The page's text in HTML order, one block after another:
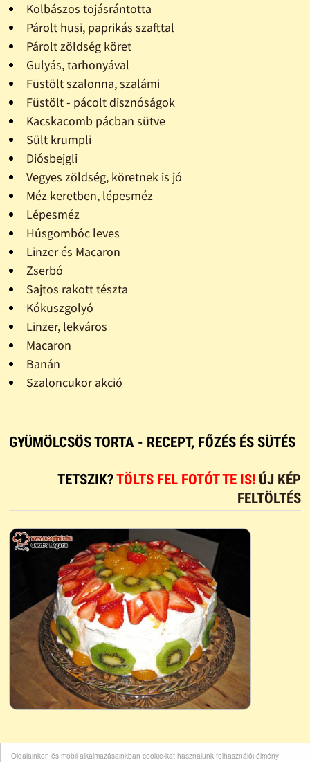
Oldalainkon és mobil alkalmazásainkban cookie-kat használunk felhasználói élmény
Kolbászos tojásrántotta
Párolt husi, paprikás szafttal
Párolt zöldség köret
Gulyás, tarhonyával
Füstölt szalonna, szalámi
Füstölt - pácolt disznóságok
Kacskacomb pácban sütve
Sült krumpli
Diósbejgli
Vegyes zöldség, köretnek is jó
Méz keretben, lépesméz
Lépesméz
Húsgombóc leves
Linzer és Macaron
Zserbó
Sajtos rakott tészta
Kókuszgolyó
Linzer, lekváros
Macaron
Banán
Szaloncukor akció
GYÜMÖLCSÖS TORTA - RECEPT, FŐZÉS ÉS SÜTÉS
TETSZIK?TÖLTS FEL FOTÓT TE IS! ÚJ KÉP
FELTÖLTÉS